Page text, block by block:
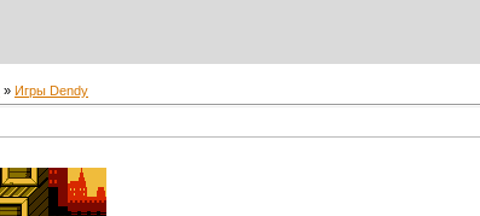
» Игры Dendy